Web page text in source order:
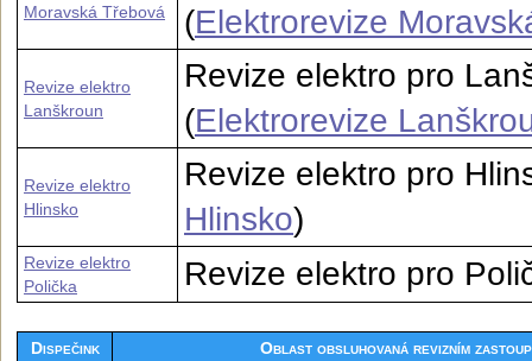
Moravská Třebová
(Elektrorevize
Revize elektro
Lanškroun
Revize elektro pro
(Elektrorevize
Revize elektro
Hlinsko
Revize elektro pro
Hlinsko)
Revize elektro
Polička
Revize elektro pro
Dispečink Oblast obsluhovaná revizním